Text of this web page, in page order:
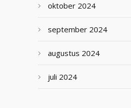
oktober 2024
september 2024
augustus 2024
juli 2024